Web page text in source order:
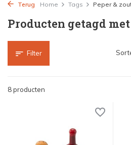
Terug Home Tags Peper &
Producten getagd
Filter
8 producten